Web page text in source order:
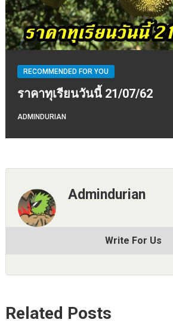
RECOMMENDED FOR YOU
ราคาทุเรียนวันนี้ 21/07/62
ADMINDURIAN
Admindurian
Write For Us
Related Posts